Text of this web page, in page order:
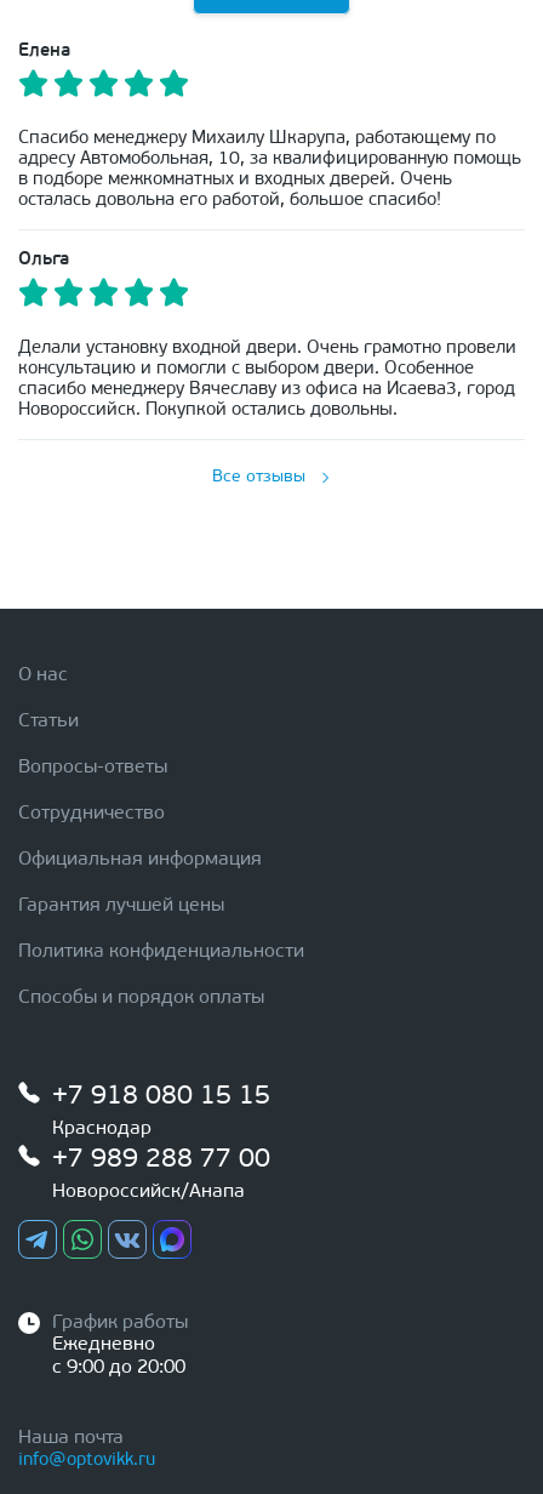
Елена
Спасибо менеджеру Михаилу Шкарупа, работающему по
адресу Автомобольная, 10, за квалифицированную помощь
в подборе межкомнатных и входных дверей. Очень
осталась довольна его работой, большое спасибо!
Ольга
Делали установку входной двери. Очень грамотно провели
консультацию и помогли с выбором двери. Особенное
спасибо менеджеру Вячеславу из офиса на Исаева3, город
Новороссийск. Покупкой остались довольны.
Все отзывы
О нас
Статьи
Вопросы-ответы
Сотрудничество
Официальная информация
Гарантия лучшей цены
Политика конфиденциальности
Способы и порядок оплаты
+7 918 080 15 15
Краснодар
+7 989 288 77 00
Новороссийск/Анапа
График работы
Ежедневно
с 9:00 до 20:00
Наша почта
info@optovikk.ru